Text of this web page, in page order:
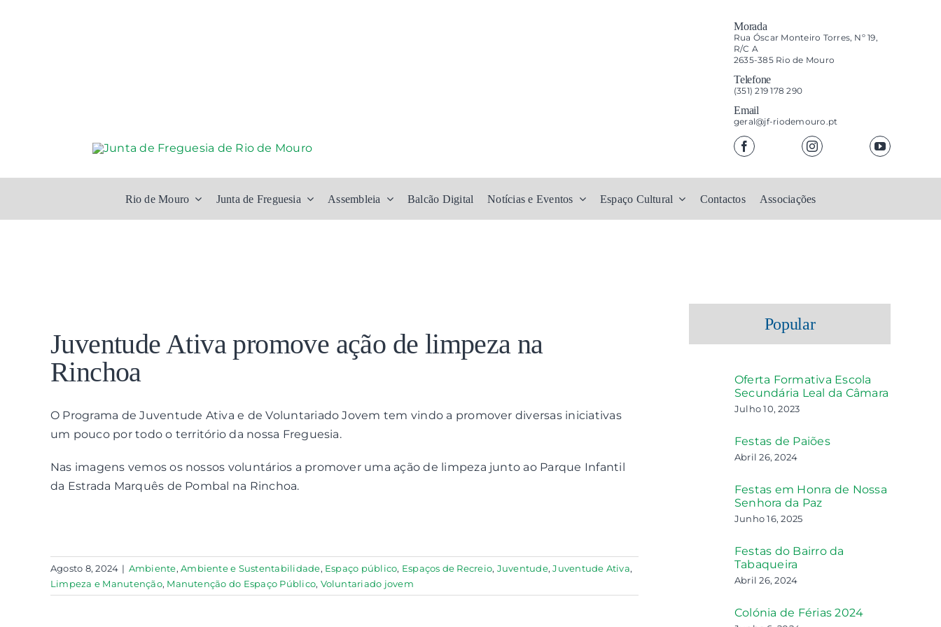
Morada
Rua Óscar Monteiro Torres, Nº 19,
R/C A
2635-385 Rio de Mouro
Telefone
(351) 219 178 290
Email
geral@jf-riodemouro.pt
Rio de Mouro Junta de Freguesia Assembleia Balcão Digital Notícias e Eventos Espaço Cultural Contactos Associações
Larger
Image
Juventude Ativa promove ação de limpeza na
Rinchoa
O Programa de Juventude Ativa e de Voluntariado Jovem tem vindo a promover diversas iniciativas
um pouco por todo o território da nossa Freguesia.
Nas imagens vemos os nossos voluntários a promover uma ação de limpeza junto ao Parque Infantil
da Estrada Marquês de Pombal na Rinchoa.
Agosto 8, 2024 | Ambiente,Ambiente e Sustentabilidade, Espaço público, Espaços de Recreio, Juventude,Juventude Ativa,
Limpeza e Manutenção, Manutenção do Espaço Público, Voluntariado jovem
Popular
Oferta Formativa Escola
Secundária Leal da Câmara
Julho 10, 2023
Festas de Paiões
Abril 26, 2024
Festas em Honra de Nossa
Senhora da Paz
Junho 16, 2025
Festas do Bairro da
Tabaqueira
Abril 26, 2024
Colónia de Férias 2024